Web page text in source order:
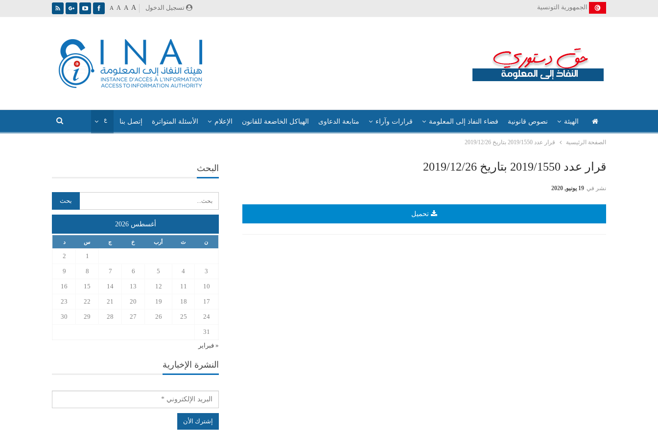
تسجيل الدخول A A A A الجمهورية التونسية
الهيئة نصوص قانونية فضاء النفاذ إلى المعلومة قرارات وآراء متابعة الدعاوى الهياكل الخاضعة للقانون الإعلام الأسئلة المتواترة إتصل بنا
الصفحة الرئيسية قرار عدد 2019/1550 بتاريخ 2019/12/26
قرار عدد 2019/1550 بتاريخ 2019/12/26
نشر في 19 يونيو, 2020
تحميل
البحث
أغسطس 2026
ن ث أرب خ ج س د
1
2
3
4
5
6
7
8
9
10
11
12
13
14
15
16
17
18
19
20
21
22
23
24
25
26
27
28
29
30
31
« فبراير
النشرة الإخبارية